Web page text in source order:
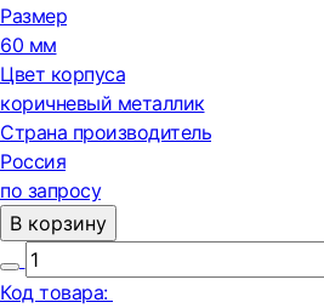
Размер
60 мм
Цвет корпуса
коричневый металлик
Страна производитель
Россия
по запросу
В корзину
Код товара: